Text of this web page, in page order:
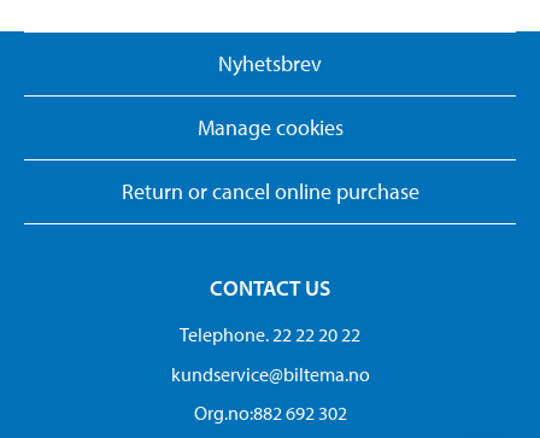
Nyhetsbrev
Manage cookies
Return or cancel online purchase
CONTACT US
Telephone. 22 22 20 22
kundservice@biltema.no
Org.no:882 692 302